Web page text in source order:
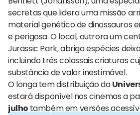
secretas que lidera uma missão
material genético de dinossauros
e perigosa. O local, outrora um
Jurassic Park, abriga espécies
incluindo três colossais criaturas
substância de valor inestimável.
O longa tem distribuição da
estará disponível nos cinemas a
julho também em versões